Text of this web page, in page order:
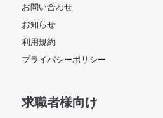
お問い合わせ
お知らせ
利用規約
プライバシーポリシー
求職者様向け